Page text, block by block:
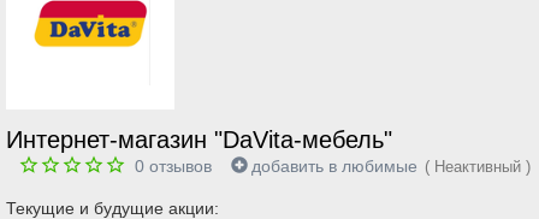
Интернет-магазин "DaVita-мебель"
0 отзывов добавить в любимые ( Неактивный )
Текущие и будущие акции: